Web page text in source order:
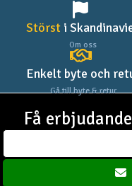
Störsti
Om oss
Enkelt byte och
Gå till byte & retur
Få